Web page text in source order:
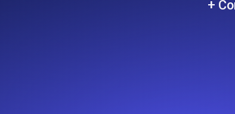
Surveillez les
Uptime Monitoring pour
+